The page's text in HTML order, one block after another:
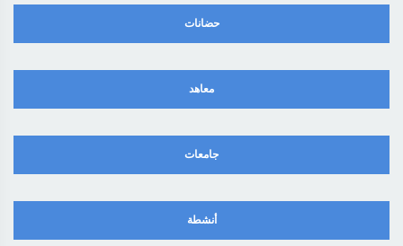
حضانات
معاهد
جامعات
أنشطة